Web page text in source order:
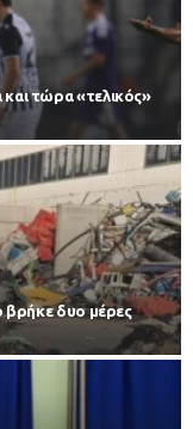
τώρα «τελικός»
βρήκε δυο μέρες